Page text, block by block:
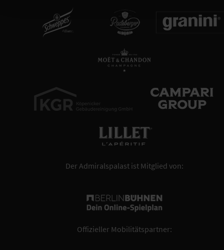
Der Admiralspalast ist Mitglied von:
Offizieller Mobilitätspartner: